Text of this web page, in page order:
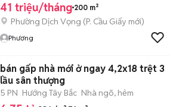
41 triệu/tháng 200 m²
Phường Dịch Vọng (P. Cầu Giấy mới)
Phương
bán gấp nhà mới ở ngay 4,2x18 trệt 3
lầu sân thượng
5 PN Hướng Tây Bắc Nhà ngõ, hẻm